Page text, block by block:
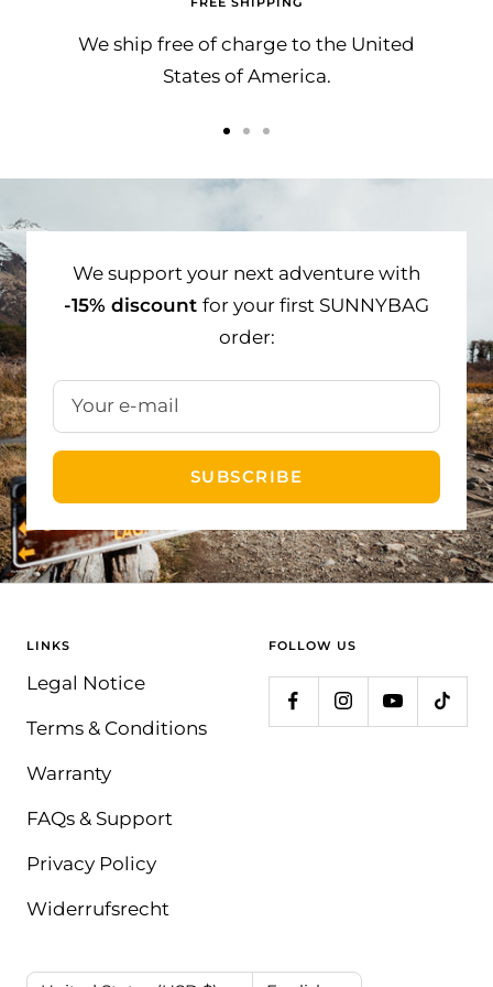
We ship free of charge to the United
States of America.
tototo
We support your next adventure with
-15% discount for your first SUNNYBAG
order:
Your e-mail
SUBSCRIBE
LINKS
Legal Notice
Terms & Conditions
Warranty
FAQs & Support
Privacy Policy
Widerrufsrecht
FOLLOW US